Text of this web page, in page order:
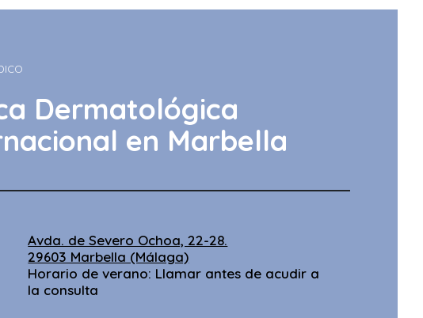
Dermatológica
en Marbella
Avda. de Severo Ochoa, 22-28.
29603 Marbella (Málaga)
Horario de verano: Llamar antes de acudir a
la consulta